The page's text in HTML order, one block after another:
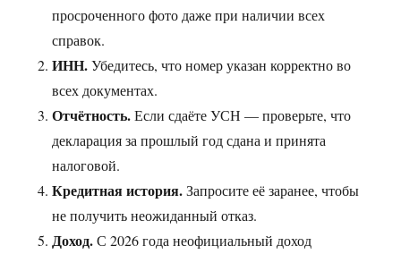
просроченного фото даже при наличии всех
справок.
ИНН.Убедитесь, что номер указан корректно во
всех документах.
Отчётность.Если сдаёте УСН — проверьте, что
декларация за прошлый год сдана и принята
налоговой.
Кредитная история.Запросите её заранее, чтобы
не получить неожиданный отказ.
Доход.С 2026 года неофициальный доход